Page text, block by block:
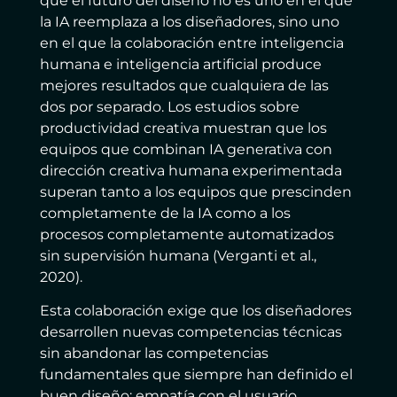
la IA reemplaza a los diseñadores, sino uno
en el que la colaboración entre inteligencia
humana e inteligencia artificial produce
mejores resultados que cualquiera de las
dos por separado. Los estudios sobre
productividad creativa muestran que los
equipos que combinan IA generativa con
dirección creativa humana experimentada
superan tanto a los equipos que prescinden
completamente de la IA como a los
procesos completamente automatizados
sin supervisión humana (Verganti et al.,
2020).
Esta colaboración exige que los diseñadores
desarrollen nuevas competencias técnicas
sin abandonar las competencias
fundamentales que siempre han definido el